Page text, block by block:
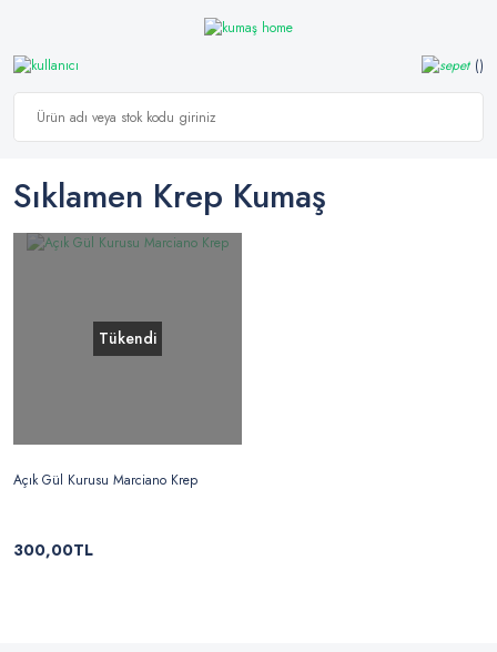
Sıklamen Krep Kumaş
Tükendi
Açık Gül Kurusu Marciano Krep
300,00TL